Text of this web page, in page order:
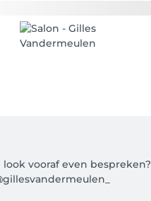
vooraf even bespreken?